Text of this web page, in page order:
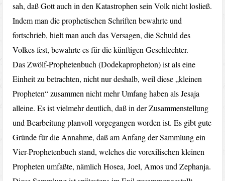
sah, daß Gott auch in den Katastrophen sein Volk nicht losließ.
Indem man die prophetischen Schriften bewahrte und
fortschrieb, hielt man auch das Versagen, die Schuld des
Volkes fest, bewahrte es für die künftigen Geschlechter.
Das Zwölf-Prophetenbuch (Dodekapropheton) ist als eine
Einheit zu betrachten, nicht nur deshalb, weil diese „kleinen
Propheten“ zusammen nicht mehr Umfang haben als Jesaja
alleine. Es ist vielmehr deutlich, daß in der Zusammenstellung
und Bearbeitung planvoll vorgegangen worden ist. Es gibt gute
Gründe für die Annahme, daß am Anfang der Sammlung ein
Vier-Prophetenbuch stand, welches die vorexilischen kleinen
Propheten umfaßte, nämlich Hosea, Joel, Amos und Zephanja.